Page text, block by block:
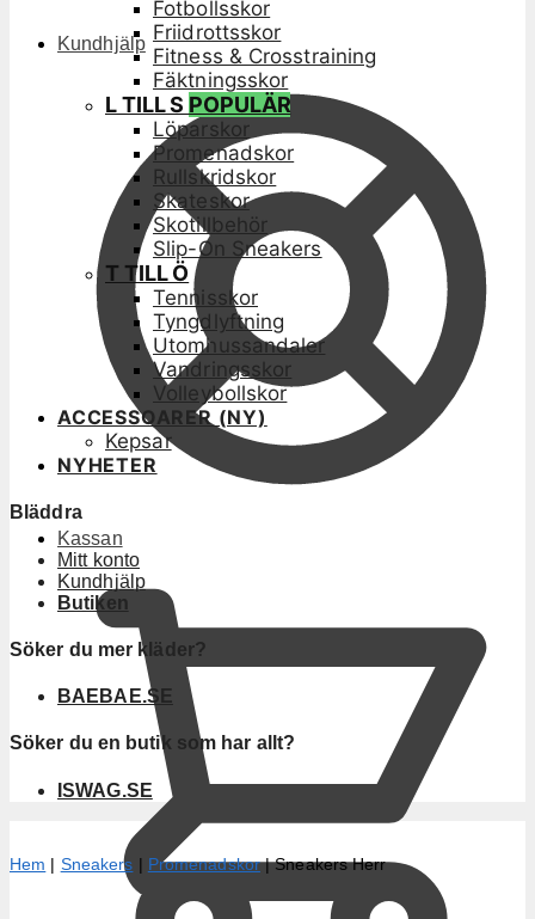
Kundhjälp
Kassan
Fotbollsskor
Friidrottsskor
Fitness & Crosstraining
Fäktningsskor
L TILL S POPULÄR
Löparskor
Promenadskor
Rullskridskor
Skateskor
Skotillbehör
Slip-On Sneakers
T TILL Ö
Tennisskor
Tyngdlyftning
Utomhussandaler
Vandringsskor
Volleybollskor
ACCESSOARER (NY)
Kepsar
NYHETER
Bläddra
Mitt konto
Kundhjälp
Butiken
Söker du mer kläder?
BAEBAE.SE
Söker du en butik som har allt?
ISWAG.SE
Hem | Sneakers | Promenadskor|Sneakers Herr